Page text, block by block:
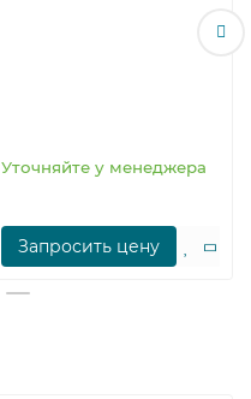
Уточняйте у менеджера
Запросить цену